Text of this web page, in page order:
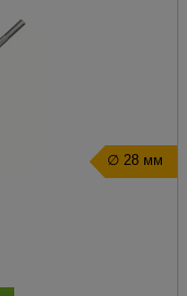
∅ 28 мм